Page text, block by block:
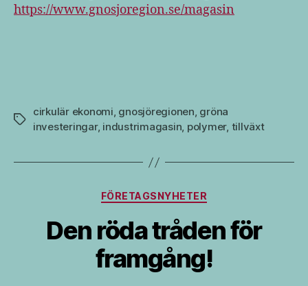
https://www.gnosjoregion.se/magasin
Etiketter
cirkulär ekonomi, gnosjöregionen, gröna
investeringar, industrimagasin, polymer, tillväxt
Kategorier
FÖRETAGSNYHETER
Den röda tråden för
framgång!